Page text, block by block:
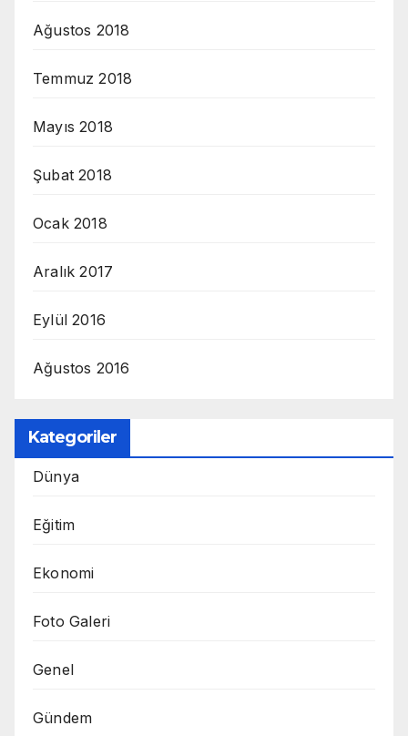
Ağustos 2018
Temmuz 2018
Mayıs 2018
Şubat 2018
Ocak 2018
Aralık 2017
Eylül 2016
Ağustos 2016
Kategoriler
Dünya
Eğitim
Ekonomi
Foto Galeri
Genel
Gündem